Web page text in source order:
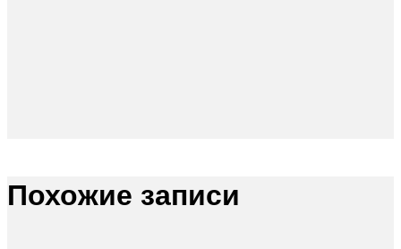
Похожие записи